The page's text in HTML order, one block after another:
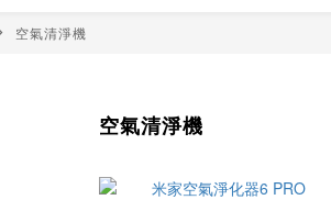
空氣清淨機
空氣清淨機